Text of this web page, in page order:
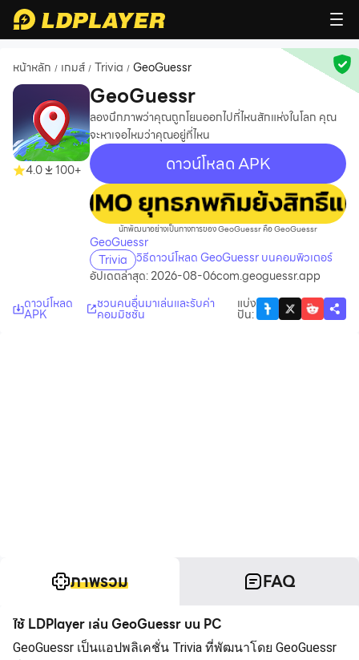
หน้าหลัก / เกมส์ / Trivia / GeoGuessr
4.0 100+
GeoGuessr
ลองนึกภาพว่าคุณถูกโยนออกไปที่ไหนสักแห่งในโลก คุณ
จะหาเจอไหมว่าคุณอยู่ที่ไหน
ดาวน์โหลด APK
recommend
นักพัฒนาอย่างเป็นทางการของ GeoGuessr คือ GeoGuessr
GeoGuessr
Trivia วิธีดาวน์โหลด GeoGuessr บนคอมพิวเตอร์
อัปเดตล่าสุด: 2026-08-06com.geoguessr.app
ดาวน์โหลด
APK
ชวนคนอื่นมาเล่นและรับค่า
คอมมิชชั่น
แบ่ง
ปัน:
ภาพรวม FAQ
ใช้ LDPlayer เล่น GeoGuessr บน PC
GeoGuessr เป็นแอปพลิเคชั่น Trivia ที่พัฒนาโดย GeoGuessr